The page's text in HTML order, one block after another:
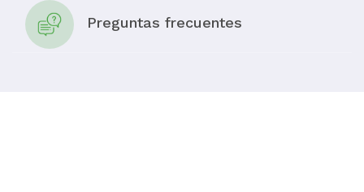
Preguntas frecuentes